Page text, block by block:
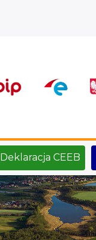
Deklaracja CEEB